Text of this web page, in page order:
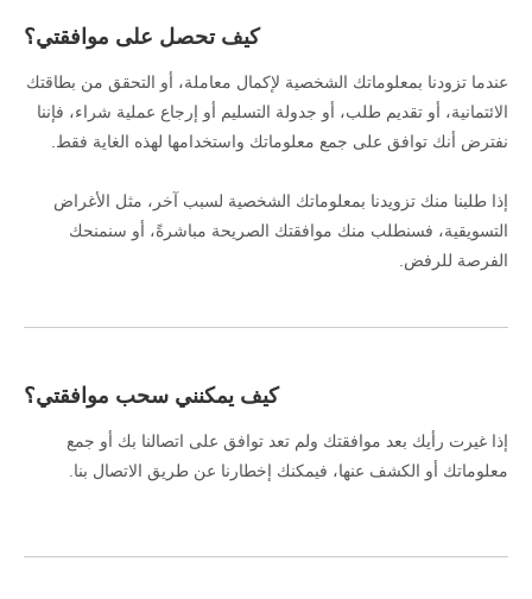
كيف تحصل على موافقتي؟
عندما تزودنا بمعلوماتك الشخصية لإكمال معاملة، أو التحقق من بطاقتك
الائتمانية، أو تقديم طلب، أو جدولة التسليم أو إرجاع عملية شراء، فإننا
نفترض أنك توافق على جمع معلوماتك واستخدامها لهذه الغاية فقط.
إذا طلبنا منك تزويدنا بمعلوماتك الشخصية لسبب آخر، مثل الأغراض
التسويقية، فسنطلب منك موافقتك الصريحة مباشرةً، أو سنمنحك
الفرصة للرفض.
كيف يمكنني سحب موافقتي؟
إذا غيرت رأيك بعد موافقتك ولم تعد توافق على اتصالنا بك أو جمع
معلوماتك أو الكشف عنها، فيمكنك إخطارنا عن طريق الاتصال بنا.